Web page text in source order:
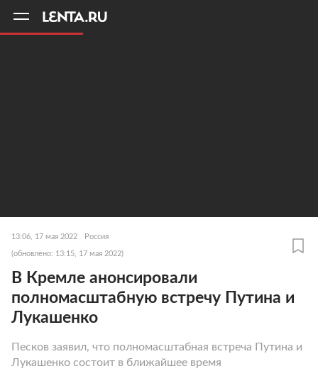
13:06, 17 мая 2022 Россия
(обновлено: 13:15, 17 мая 2022)
В Кремле анонсировали
полномасштабную встречу Путина и
Лукашенко
Песков заявил, что полномасштабная встреча Путина и
Лукашенко состоит в ближайшее время